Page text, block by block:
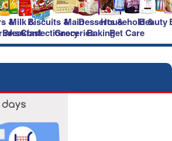
&
Milk &
Breakfast
Biscuits &
Confectionery
Main
Groceries
Desserts &
Baking
Household &
Pet Care
Beauty